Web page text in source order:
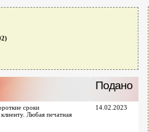
Подано
сроки
Любая печатная
14.02.2023